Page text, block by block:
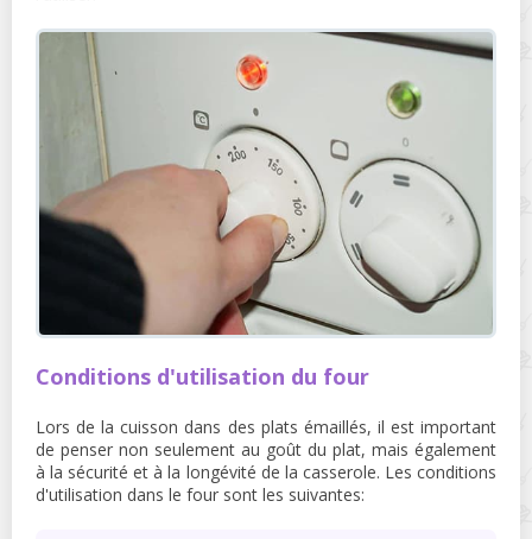
Conditions d'utilisation du four
Lors de la cuisson dans des plats émaillés, il est important
de penser non seulement au goût du plat, mais également
à la sécurité et à la longévité de la casserole. Les conditions
d'utilisation dans le four sont les suivantes: